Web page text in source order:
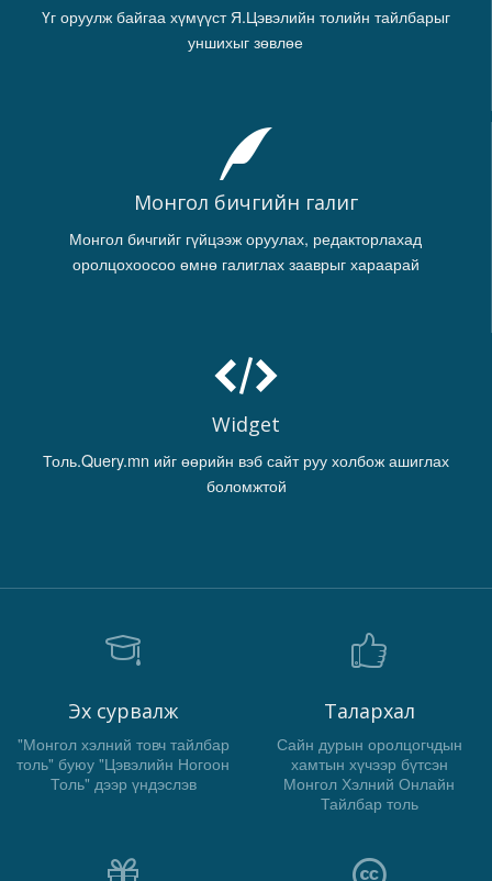
Үг оруулж байгаа хүмүүст Я.Цэвэлийн толийн тайлбарыг
уншихыг зөвлөе
Монгол бичгийн галиг
Монгол бичгийг гүйцээж оруулах, редакторлахад
оролцохоосоо өмнө галиглах зааврыг хараарай
Widget
Толь.Query.mn ийг өөрийн вэб сайт руу холбож ашиглах
боломжтой
Эх сурвалж
"Монгол хэлний товч тайлбар
толь" буюу "Цэвэлийн Ногоон
Толь" дээр үндэслэв
Талархал
Сайн дурын оролцогчдын
хамтын хүчээр бүтсэн
Монгол Хэлний Онлайн
Тайлбар толь